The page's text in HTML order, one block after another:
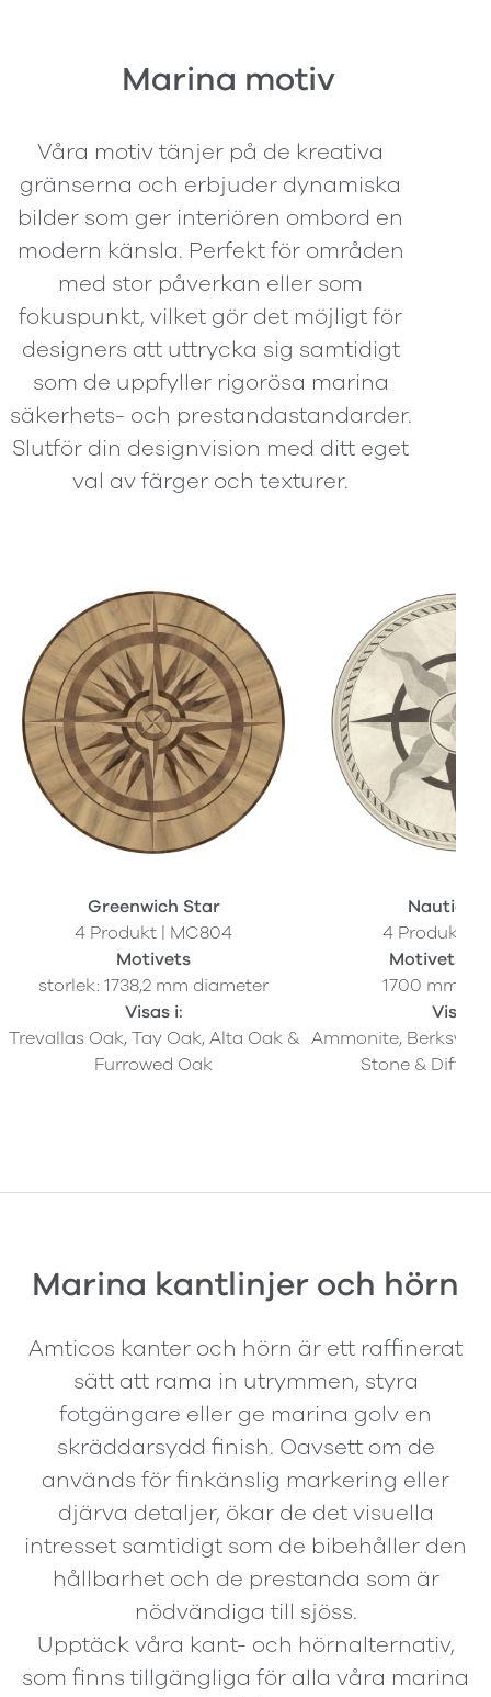
Marina motiv
Våra motiv tänjer på de kreativa
gränserna och erbjuder dynamiska
bilder som ger interiören ombord en
modern känsla. Perfekt för områden
med stor påverkan eller som
fokuspunkt, vilket gör det möjligt för
designers att uttrycka sig samtidigt
som de uppfyller rigorösa marina
säkerhets- och prestandastandarder.
Slutför din designvision med ditt eget
val av färger och texturer.
Greenwich Star
4 Produkt | MC804
Motivets
storlek: 1738,2 mm diameter
Visas i:
Trevallas Oak, Tay Oak, Alta Oak &
Furrowed Oak
Nautica
4 Produkt |
Motivets
1700 mm
Visas i:
Ammonite,
Stone &
Marina kantlinjer och hörn
Amticos kanter och hörn är ett raffinerat
sätt att rama in utrymmen, styra
fotgängare eller ge marina golv en
skräddarsydd finish. Oavsett om de
används för finkänslig markering eller
djärva detaljer, ökar de det visuella
intresset samtidigt som de bibehåller den
hållbarhet och de prestanda som är
nödvändiga till sjöss.
Upptäck våra kant- och hörnalternativ,
som finns tillgängliga för alla våra marina